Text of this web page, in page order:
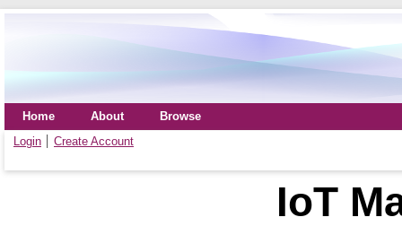
Home About
Browse
Login
Create Account
IoT